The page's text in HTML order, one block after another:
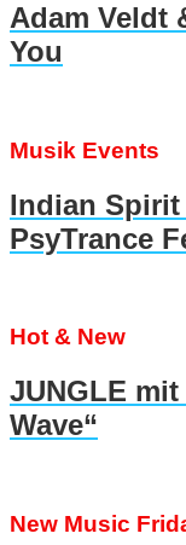
Adam Veldt
You
Musik Events
Indian
PsyTrance
Hot & New
JUNGLE
Wave“
New Music